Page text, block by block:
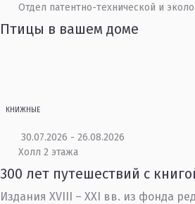
Отдел патентно-технической и
Птицы в вашем доме
КНИЖНЫЕ
30.07.2026 - 26.08.2026
Холл 2 этажа
300 лет путешествий с
Издания XVIII – XXI вв. из фонда